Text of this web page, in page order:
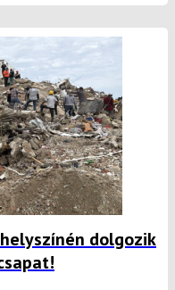
dolgozik